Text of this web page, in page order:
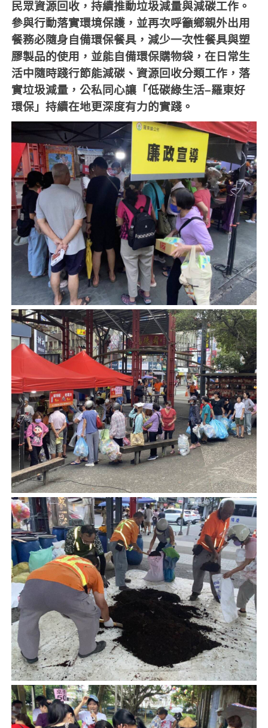
民眾資源回收，持續推動垃圾減量與減碳工作。
參與行動落實環境保護，並再次呼籲鄉親外出用
餐務必隨身自備環保餐具，減少一次性餐具與塑
膠製品的使用，並能自備環保購物袋，在日常生
活中隨時踐行節能減碳、資源回收分類工作，落
實垃圾減量，公私同心讓「低碳綠生活–羅東好
環保」持續在地更深度有力的實踐。